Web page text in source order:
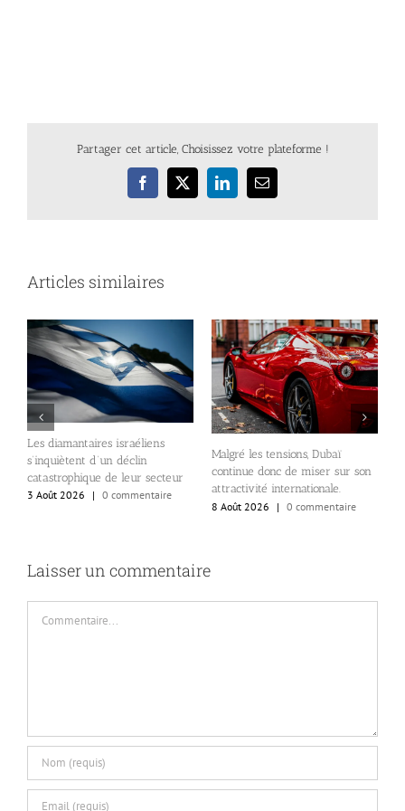
Partager cet article, Choisissez votre plateforme !
Facebook
X LinkedInEmail
Articles similaires
Les diamantaires israéliens
s’inquiètent d’un déclin
catastrophique de leur secteur
3 Août 2026
| 0 commentaire
Malgré les tensions, Dubaï
continue donc de miser sur son
attractivité internationale.
8 Août 2026
| 0 commentaire
Laisser un commentaire